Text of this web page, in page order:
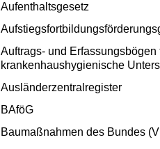
Aufenthaltsgesetz
Auftrags- und Erfassungsbögen
krankenhaushygienische
Ausländerzentralregister
BAföG
Baumaßnahmen des Bundes